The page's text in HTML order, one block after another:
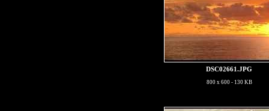
DSC02661.JPG
800 x 600 - 130 KB